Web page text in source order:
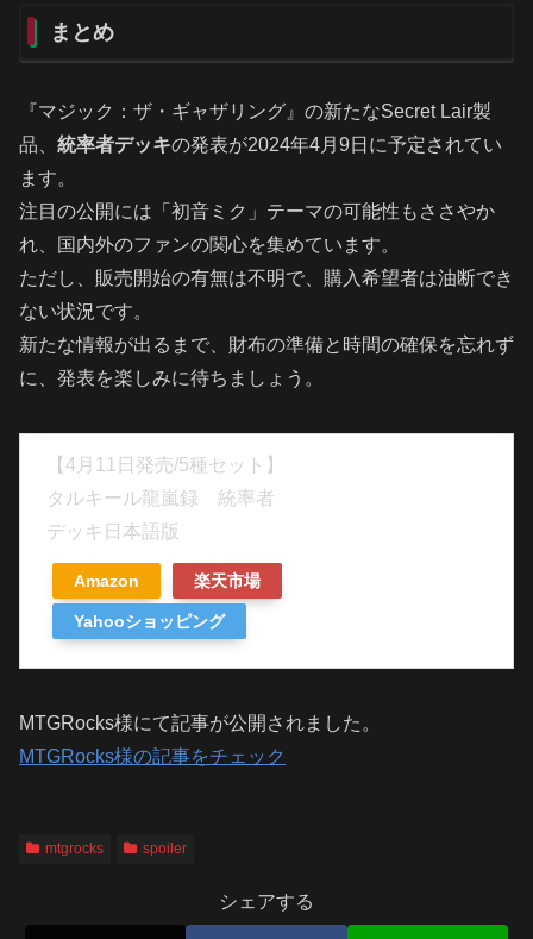
まとめ
『マジック：ザ・ギャザリング』の新たなSecret Lair製
品、 統率者デッキの発表が2024年4月9日に予定されてい
ます。
注目の公開には「初音ミク」テーマの可能性もささやか
れ、国内外のファンの関心を集めています。
ただし、販売開始の有無は不明で、購入希望者は油断でき
ない状況です。
新たな情報が出るまで、財布の準備と時間の確保を忘れず
に、発表を楽しみに待ちましょう。
【4月11日発売/5種セット】
タルキール龍嵐録 統率者
デッキ日本語版
Amazon 楽天市場
Yahooショッピング
MTGRocks様にて記事が公開されました。
MTGRocks様の記事をチェック
mtgrocks spoiler
シェアする